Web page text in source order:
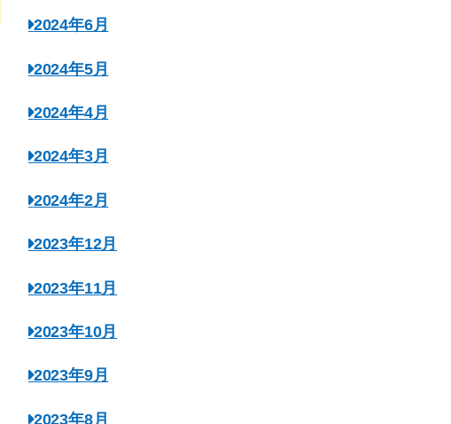
2024年6月
2024年5月
2024年4月
2024年3月
2024年2月
2023年12月
2023年11月
2023年10月
2023年9月
2023年8月